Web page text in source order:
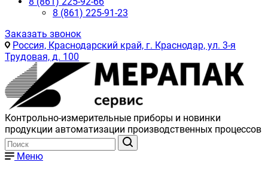
8 (861) 225-91-23
Заказать звонок
Россия, Краснодарский край, г. Краснодар, ул. 3-я
Трудовая, д. 100
Контрольно-измерительные приборы и новинки
продукции автоматизации производственных процессов
Меню